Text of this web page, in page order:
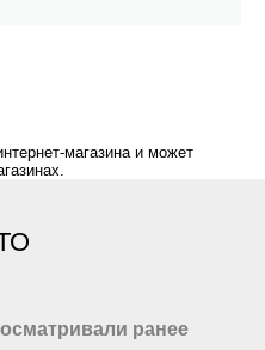
магазина и может
ранее